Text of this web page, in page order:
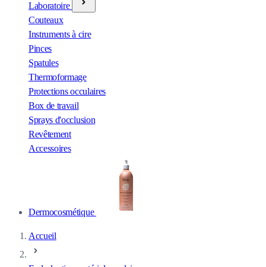
Laboratoire
Couteaux
Instruments à cire
Pinces
Spatules
Thermoformage
Protections occulaires
Box de travail
Sprays d'occlusion
Revêtement
Accessoires
Dermocosmétique
Accueil